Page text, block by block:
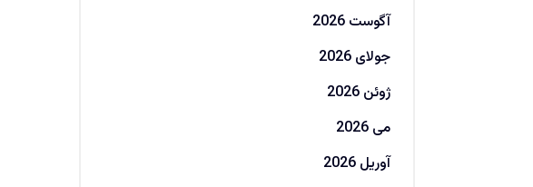
آگوست 2026
جولای 2026
ژوئن 2026
می 2026
آوریل 2026